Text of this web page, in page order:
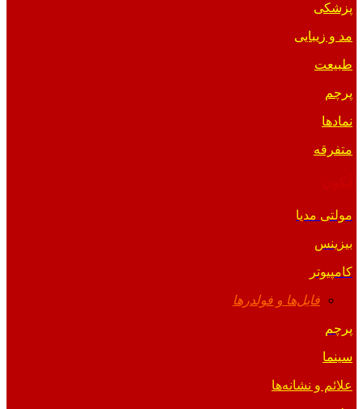
پزشکی
مد و زیبایی
طبیعت
پرچم
نمادها
متفرقه
مولتی مدیا
بیزینس
کامپیوتر
فایل‌ها و فولدرها
پرچم
سینما
علائم و نشانه‌ها